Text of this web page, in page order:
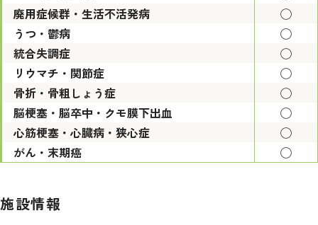
廃用症候群・生活不活発病
◯
うつ・鬱病
◯
統合失調症
◯
リウマチ・関節症
◯
骨折・骨粗しょう症
◯
脳梗塞・脳卒中・クモ膜下出血
◯
心筋梗塞・心臓病・狭心症
◯
がん・末期癌
◯
施設情報